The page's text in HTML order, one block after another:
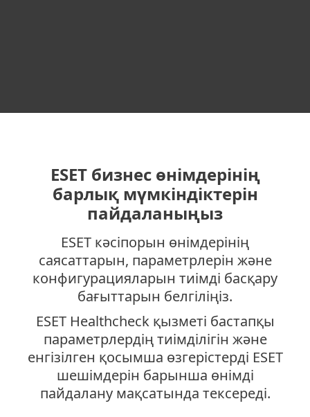
ESET бизнес өнімдерінің
барлық мүмкіндіктерін
пайдаланыңыз
ESET кәсіпорын өнімдерінің
саясаттарын, параметрлерін және
конфигурацияларын тиімді басқару
бағыттарын белгіліңіз.
ESET Healthcheck қызметі бастапқы
параметрлердің тиімділігін және
енгізілген қосымша өзгерістерді ESET
шешімдерін барынша өнімді
пайдалану мақсатында тексереді.